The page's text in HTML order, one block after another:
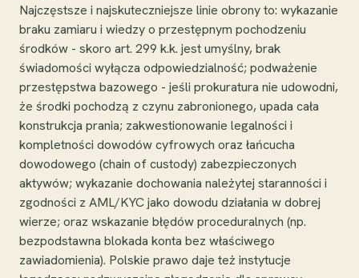
Najczęstsze i najskuteczniejsze linie obrony to: wykazanie
braku zamiaru i wiedzy o przestępnym pochodzeniu
środków - skoro art. 299 k.k. jest umyślny, brak
świadomości wyłącza odpowiedzialność; podważenie
przestępstwa bazowego - jeśli prokuratura nie udowodni,
że środki pochodzą z czynu zabronionego, upada cała
konstrukcja prania; zakwestionowanie legalności i
kompletności dowodów cyfrowych oraz łańcucha
dowodowego (chain of custody) zabezpieczonych
aktywów; wykazanie dochowania należytej staranności i
zgodności z AML/KYC jako dowodu działania w dobrej
wierze; oraz wskazanie błędów proceduralnych (np.
bezpodstawna blokada konta bez właściwego
zawiadomienia). Polskie prawo daje też instytucje